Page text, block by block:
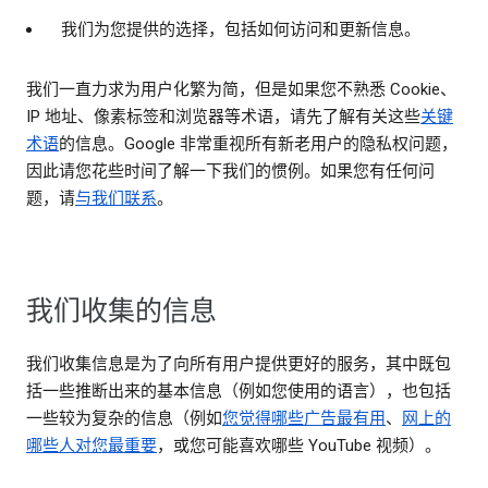
我们为您提供的选择，包括如何访问和更新信息。
我们一直力求为用户化繁为简，但是如果您不熟悉 Cookie、
IP 地址、像素标签和浏览器等术语，请先了解有关这些关键
术语的信息。Google 非常重视所有新老用户的隐私权问题，
因此请您花些时间了解一下我们的惯例。如果您有任何问
题，请与我们联系。
我们收集的信息
我们收集信息是为了向所有用户提供更好的服务，其中既包
括一些推断出来的基本信息（例如您使用的语言），也包括
一些较为复杂的信息（例如您觉得哪些广告最有用、
网上的
哪些人对您最重要，或您可能喜欢哪些 YouTube 视频）。